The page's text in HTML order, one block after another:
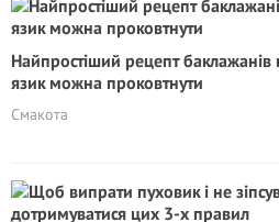
Найпростіший рецепт
язик можна проковтнути
Смакота